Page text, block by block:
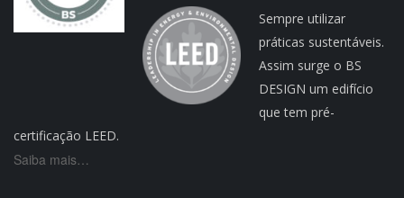
Sempre utilizar
práticas sustentáveis.
Assim surge o BS
DESIGN um edifício
que tem pré-
certificação LEED.
Saiba mais…